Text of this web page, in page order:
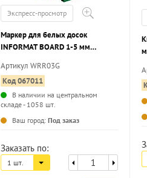
Экспресс-просмотр
Маркер для белых досок
INFORMAT BOARD 1-5 мм
Артикул WRR03G
Код 067011
В наличии на центральном
складе - 1058 шт.
Ваш город: Под заказ
Заказать по:
1 шт.